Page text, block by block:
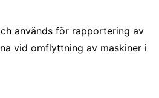
används för rapportering av
vid omflyttning av maskiner i